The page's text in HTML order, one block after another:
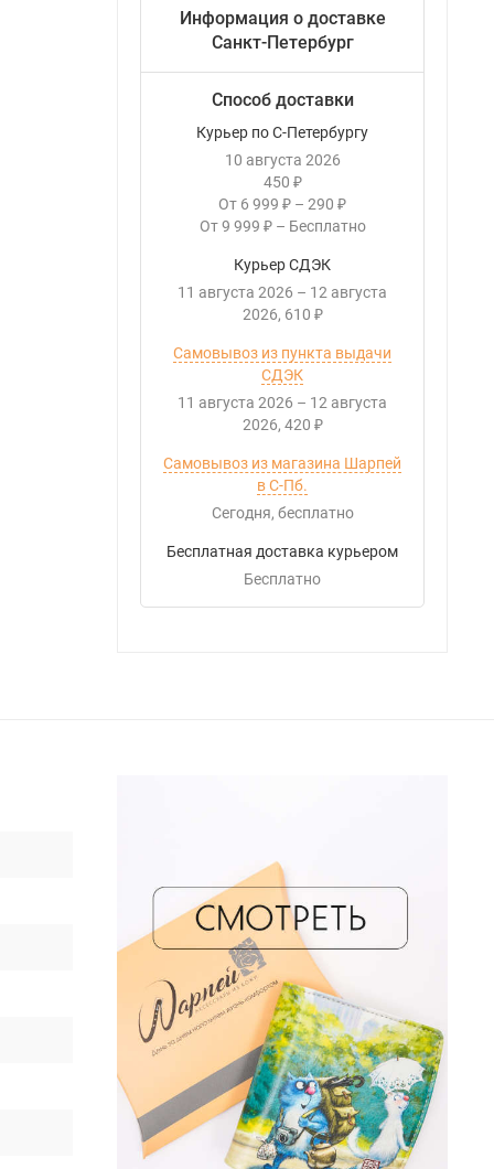
Информация о доставке
Санкт-Петербург
Способ доставки
Курьер по С-Петербургу
10 августа 2026
450 ₽
От 6 999 ₽ – 290 ₽
От 9 999 ₽ – Бесплатно
Курьер СДЭК
11 августа 2026 – 12 августа
2026 610 ₽
Самовывоз из пункта выдачи
СДЭК
11 августа 2026 – 12 августа
2026 420 ₽
Самовывоз из магазина Шарпей
в С-Пб.
Сегодня
Бесплатно
Бесплатная доставка курьером
Бесплатно